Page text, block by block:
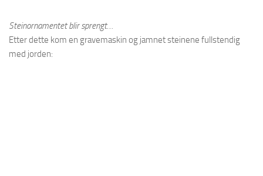
Steinornamentet blir sprengt…
Etter dette kom en gravemaskin og jamnet steinene fullstendig
med jorden: